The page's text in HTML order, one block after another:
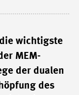
wichtigste
MEM-
der dualen
des